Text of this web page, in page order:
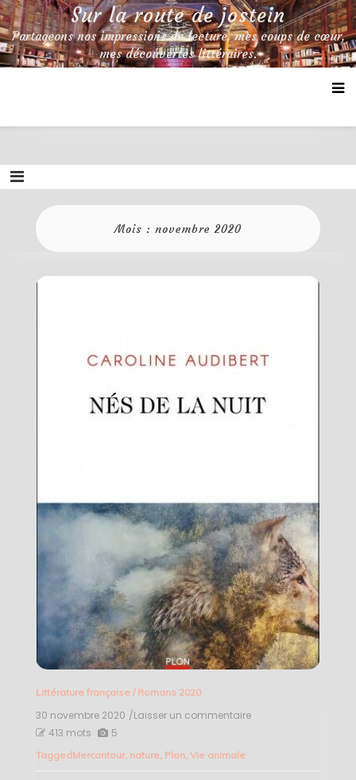
Skip
to
content
Sur la route de jostein
Partageons nos impressions de lecture, mes coups de cœur,
mes découvertes littéraires.
Mois : novembre 2020
Littérature française/ Romans 2020
30 novembre 2020 /Laisser un commentaireon
413 mots 5
TaggedMercantour, nature, Plon, Vie animale